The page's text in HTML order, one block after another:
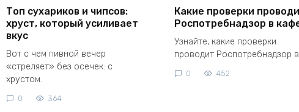
Топ сухариков и чипсов:
хруст, который усиливает
вкус
Вот с чем пивной вечер
«стреляет» без осечек: с
хрустом.
0 364
Какие проверки
Роспотребнадзор в
Узнайте, какие проверки
проводит Роспотребнадзор в
0 452